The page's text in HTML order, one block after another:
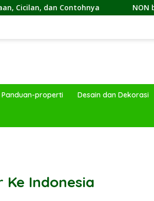
NON by KKDC, Kafe
Panduan-properti Desain dan Dekorasi
Ke Indonesia